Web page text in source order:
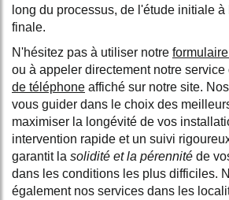
long du processus, de l'étude initiale
finale.
N'hésitez pas à utiliser notre
ou à appeler directement notre
de téléphone affiché sur notre site.
vous guider dans le choix des
maximiser la longévité de vos
intervention rapide et un suivi
garantit la solidité et la pérennité de
dans les conditions les plus difficiles.
également nos services dans les